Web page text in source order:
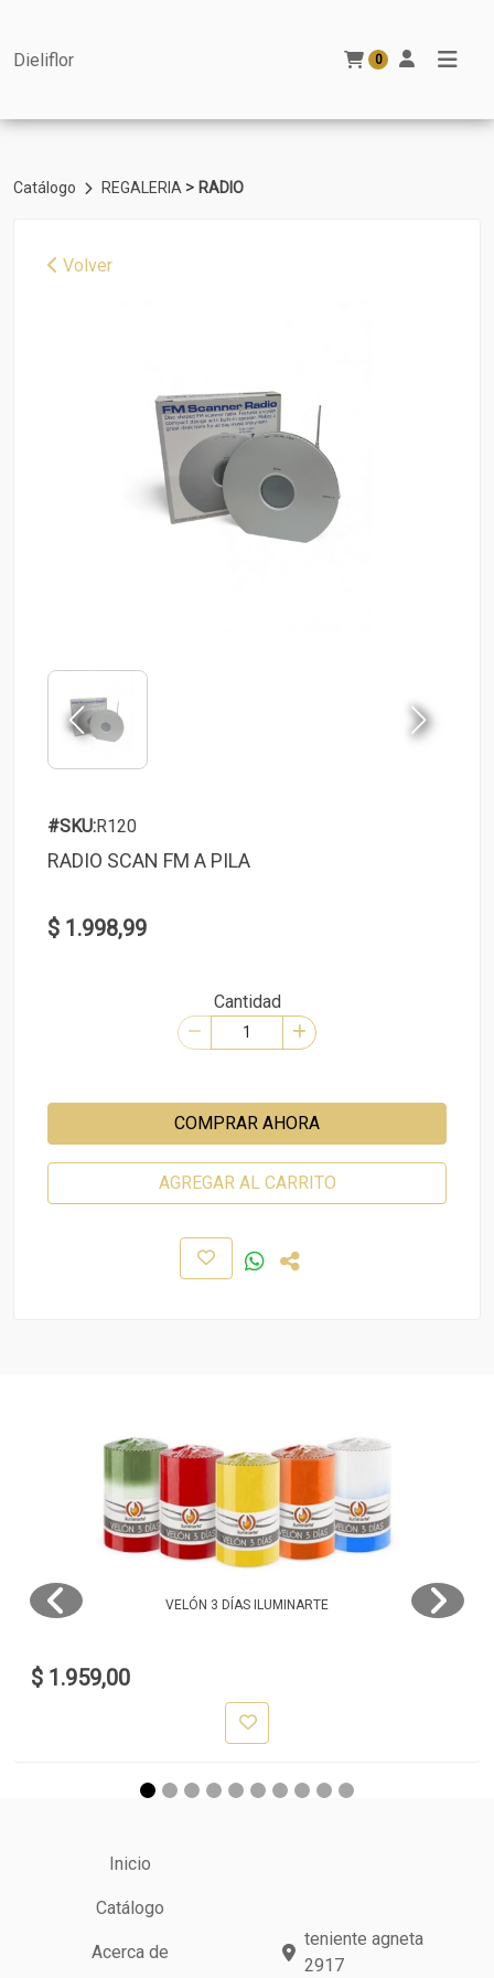
Dieliflor 0
Catálogo REGALERIA > RADIO
Volver
#SKU:R120
RADIO SCAN FM A PILA
$ 1.998,99
Cantidad
COMPRAR AHORA
AGREGAR AL CARRITO
VELÓN 3 DÍAS ILUMINARTE
$ 1.959,00
Inicio
Catálogo
Acerca de
teniente agneta
2917